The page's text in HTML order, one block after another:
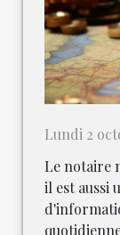
Lundi 2
Le notaire
il est aussi